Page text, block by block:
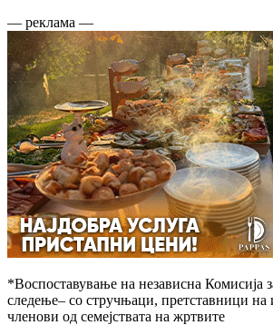
— реклама —
*Воспоставување на независна Комисија
следење– со стручњаци, претставници на
членови од семејствата на жртвите